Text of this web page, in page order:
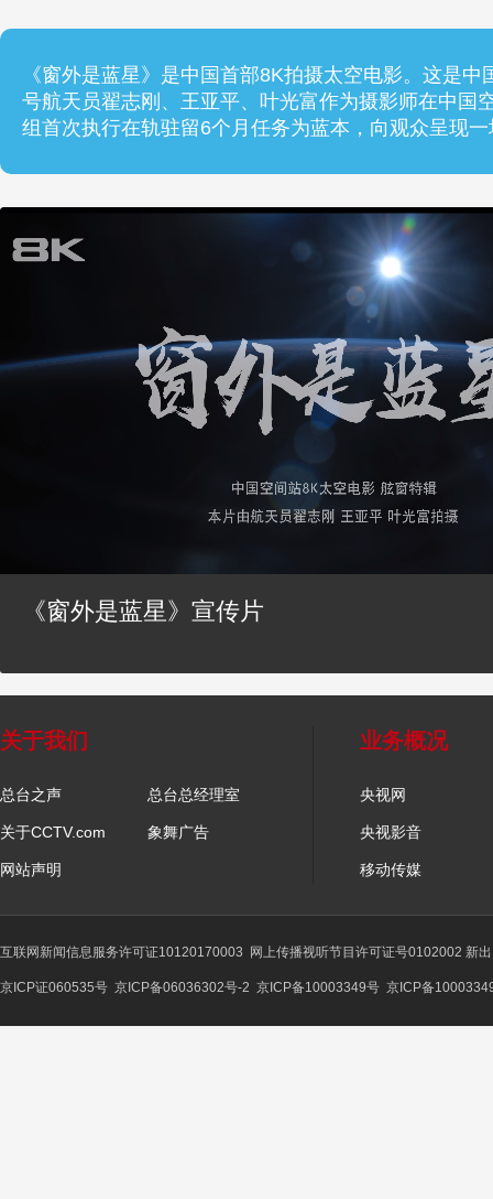
《窗外是蓝星》是中国首部8K拍摄太空电影。这是
号航天员翟志刚、王亚平、叶光富作为摄影师在中国
组首次执行在轨驻留6个月任务为蓝本，向观众呈现
《窗外是蓝星》宣传片
关于我们
总台之声 总台总经理室
关于CCTV.com 象舞广告
网站声明
业务概况
央视网
央视影音
移动传媒
互联网新闻信息服务许可证10120170003 网上传播视听节目许可证号0102002 新
京ICP证060535号 京ICP备06036302号-2 京ICP备10003349号 京ICP备